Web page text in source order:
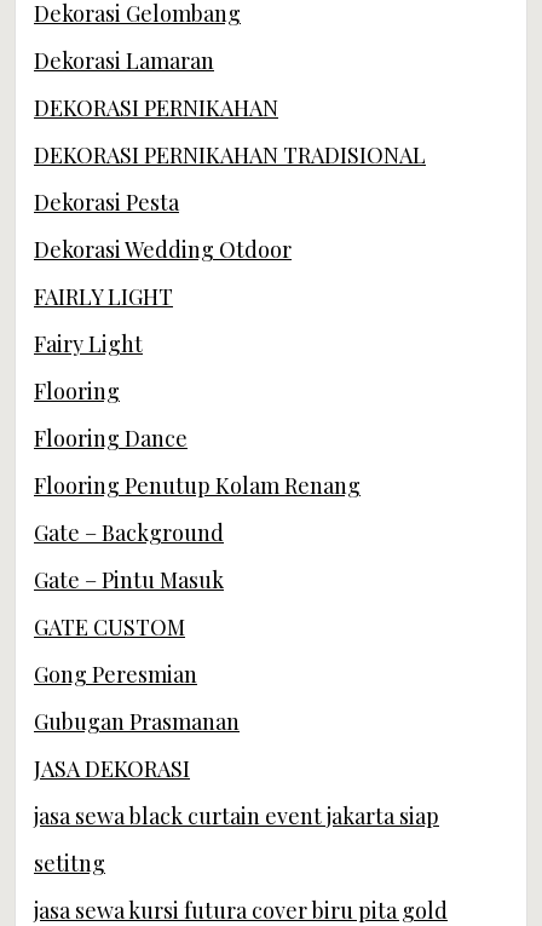
Dekorasi Gelombang
Dekorasi Lamaran
DEKORASI PERNIKAHAN
DEKORASI PERNIKAHAN TRADISIONAL
Dekorasi Pesta
Dekorasi Wedding Otdoor
FAIRLY LIGHT
Fairy Light
Flooring
Flooring Dance
Flooring Penutup Kolam Renang
Gate – Background
Gate – Pintu Masuk
GATE CUSTOM
Gong Peresmian
Gubugan Prasmanan
JASA DEKORASI
jasa sewa black curtain event jakarta siap
setitng
jasa sewa kursi futura cover biru pita gold